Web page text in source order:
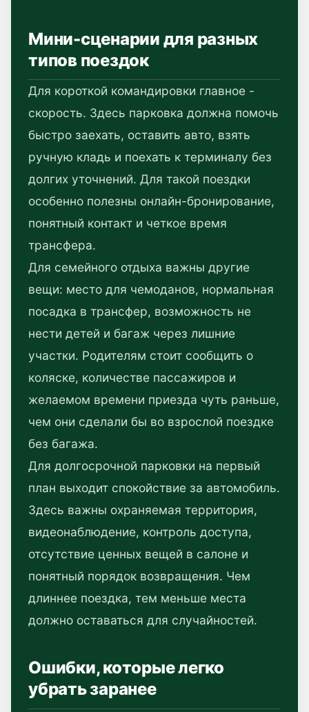
Мини-сценарии для разных
типов поездок
Для короткой командировки главное -
скорость. Здесь парковка должна помочь
быстро заехать, оставить авто, взять
ручную кладь и поехать к терминалу без
долгих уточнений. Для такой поездки
особенно полезны онлайн-бронирование,
понятный контакт и четкое время
трансфера.
Для семейного отдыха важны другие
вещи: место для чемоданов, нормальная
посадка в трансфер, возможность не
нести детей и багаж через лишние
участки. Родителям стоит сообщить о
коляске, количестве пассажиров и
желаемом времени приезда чуть раньше,
чем они сделали бы во взрослой поездке
без багажа.
Для долгосрочной парковки на первый
план выходит спокойствие за автомобиль.
Здесь важны охраняемая территория,
видеонаблюдение, контроль доступа,
отсутствие ценных вещей в салоне и
понятный порядок возвращения. Чем
длиннее поездка, тем меньше места
должно оставаться для случайностей.
Ошибки, которые легко
убрать заранее